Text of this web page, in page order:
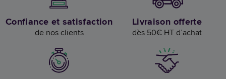
Confiance et satisfaction
de nos clients
Livraison offerte
dès 50€ HT d’achat